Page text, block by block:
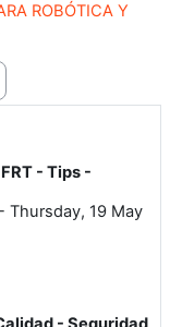
ROBÓTICA Y
- Tips -
- Thursday, 19 May